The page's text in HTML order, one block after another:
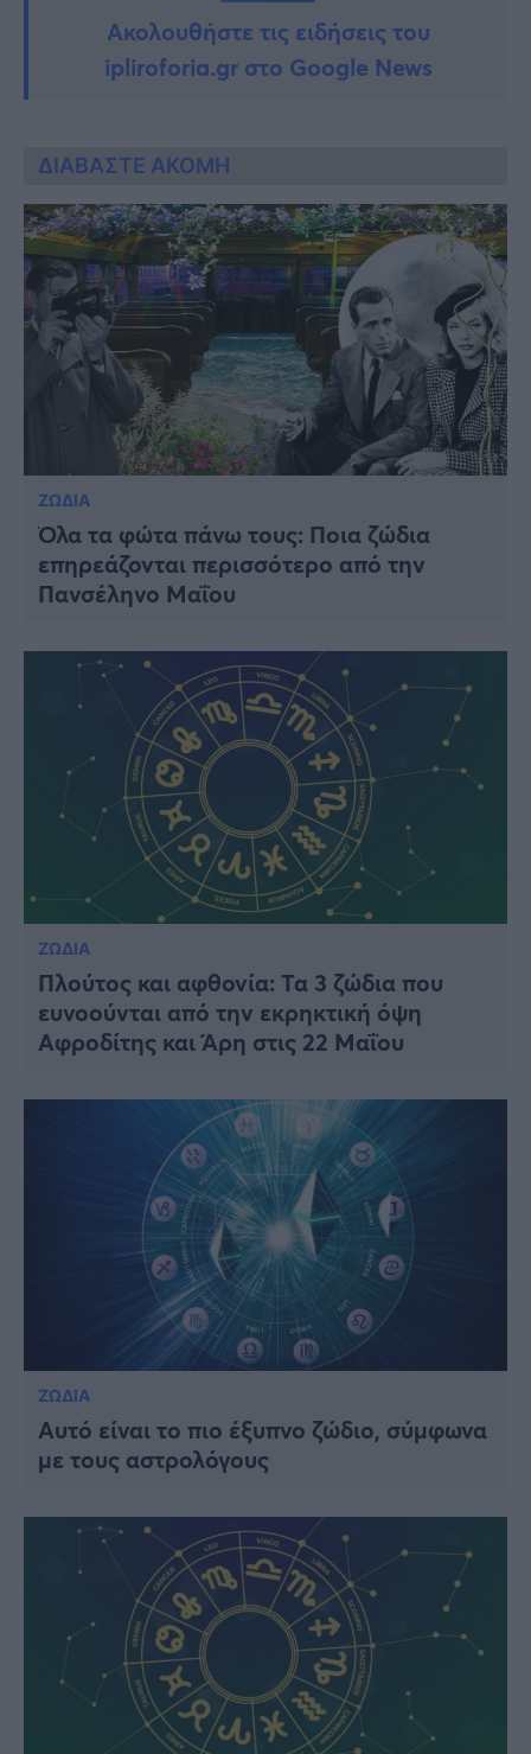
Ακολουθήστε τις ειδήσεις του
ipliroforia.gr στο Google News
ΔΙΑΒΑΣΤΕ ΑΚΟΜΗ
ΖΩΔΙΑ
Όλα τα φώτα πάνω τους: Ποια ζώδια
επηρεάζονται περισσότερο από την
Πανσέληνο Μαΐου
ΖΩΔΙΑ
Πλούτος και αφθονία: Τα 3 ζώδια που
ευνοούνται από την εκρηκτική όψη
Αφροδίτης και Άρη στις 22 Μαΐου
ΖΩΔΙΑ
Αυτό είναι το πιο έξυπνο ζώδιο, σύμφωνα
με τους αστρολόγους